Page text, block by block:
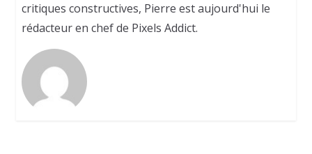
critiques constructives, Pierre est aujourd'hui le
rédacteur en chef de Pixels Addict.